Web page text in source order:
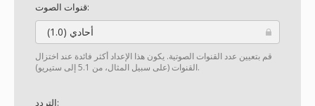
قنوات الصوت:
أحادي (1.0)
قم بتعيين عدد القنوات الصوتية. يكون هذا الإعداد أكثر فائدة عند اختزال
القنوات (على سبيل المثال، من 5.1 إلى ستيريو).
التردد: